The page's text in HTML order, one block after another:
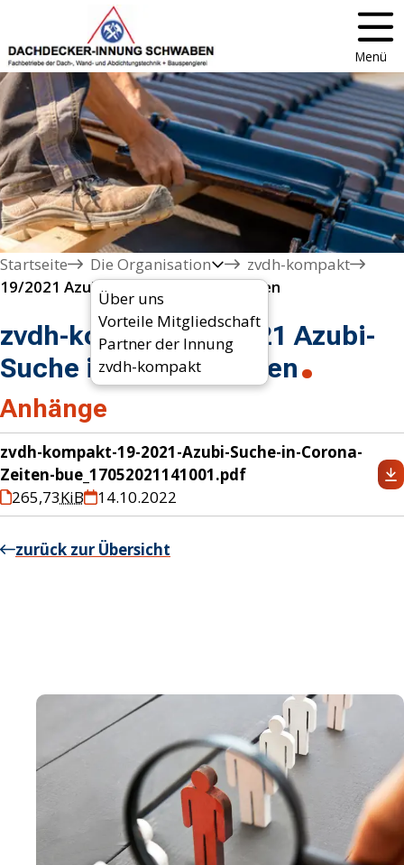
Menü
Startseite
Die Organisation
Über uns
Vorteile Mitgliedschaft
Partner der Innung
zvdh-kompakt
zvdh-kompakt
19/2021 Azubi-Suche in Corona-Zeiten
zvdh-kompakt 19/2021 Azubi-
Suche in Corona-Zeiten
Anhänge
zvdh-kompakt-19-2021-Azubi-Suche-in-Corona-
Zeiten-bue_17052021141001.pdf
265,73KiB 14.10.2022
zurück zur Übersicht